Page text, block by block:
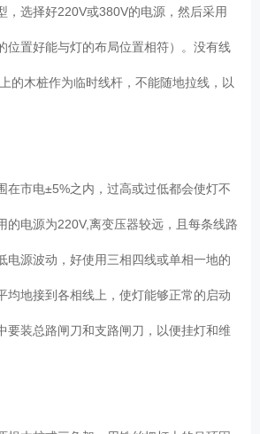
，选择好220V或380V的电源，然后采用
位置好能与灯的布局位置相符）。没有线
的木桩作为临时线杆，不能随地拉线，以
在市电±5%之内，过高或过低都会使灯不
的电源为220V,离变压器较远，且每条线路
电源波动，好使用三相四线或单相一地的
均地接到各相线上，使灯能够正常的启动
要装总路闸刀和支路闸刀，以便挂灯和维